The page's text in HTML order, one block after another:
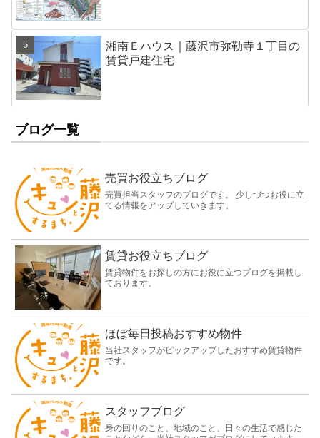
湘南Ｅハウス｜藤沢市弥勒寺１丁目の
賃貸戸建住宅
ブログ一覧
売買お役立ちブログ
売買担当スタッフのブログです。 少しづつお役に立
てる情報をアップしていきます。
賃貸お役立ちブログ
賃貸物件をお探しの方にお役に立つブログを掲載し
ております。
ほぼ毎日投稿おすすめ物件
当社スタッフがピックアップしたおすすめ賃貸物件
です。
スタッフブログ
身の回りのこと、地域のこと、日々の生活で感じた